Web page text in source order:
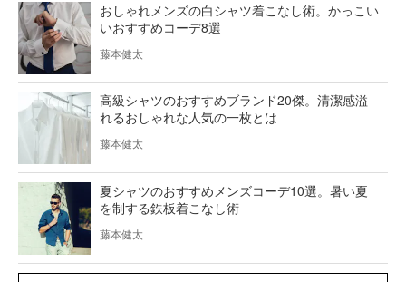
おしゃれメンズの白シャツ着こなし術。かっこい
いおすすめコーデ8選
藤本健太
高級シャツのおすすめブランド20傑。清潔感溢
れるおしゃれな人気の一枚とは
藤本健太
夏シャツのおすすめメンズコーデ10選。暑い夏
を制する鉄板着こなし術
藤本健太